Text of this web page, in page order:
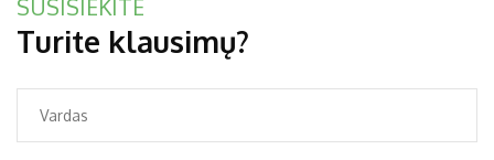
SUSISIEKITE
Turite klausimų?